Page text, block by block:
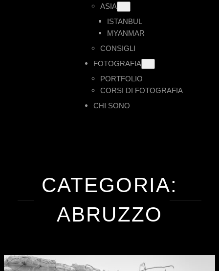
ASIA
ISTANBUL
MYANMAR
CONSIGLI
FOTOGRAFIA
PORTFOLIO
CORSI DI FOTOGRAFIA
CHI SONO
CATEGORIA:
ABRUZZO